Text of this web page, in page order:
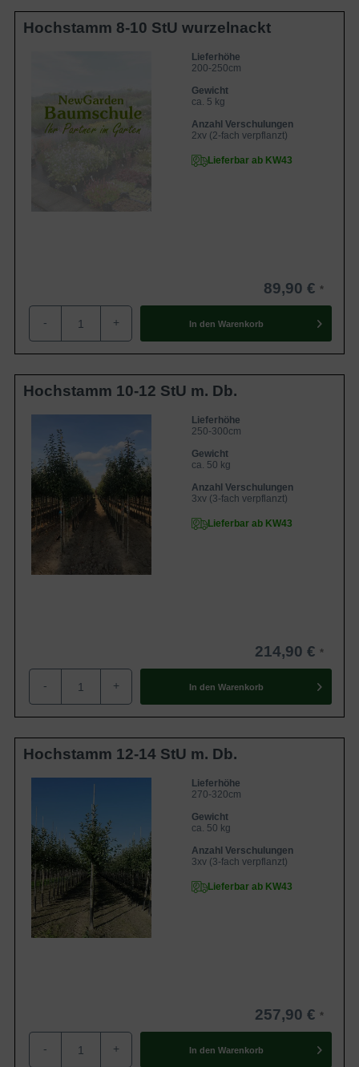
Hochstamm 8-10 StU wurzelnackt
Lieferhöhe
200-250cm
Gewicht
ca. 5 kg
Anzahl Verschulungen
2xv (2-fach verpflanzt)
Lieferbar ab KW43
89,90 €
- + In den Warenkorb
Hochstamm 10-12 StU m. Db.
Lieferhöhe
250-300cm
Gewicht
ca. 50 kg
Anzahl Verschulungen
3xv (3-fach verpflanzt)
Lieferbar ab KW43
214,90 €
- + In den Warenkorb
Hochstamm 12-14 StU m. Db.
Lieferhöhe
270-320cm
Gewicht
ca. 50 kg
Anzahl Verschulungen
3xv (3-fach verpflanzt)
Lieferbar ab KW43
257,90 €
- + In den Warenkorb